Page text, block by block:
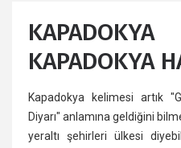
KAPADOKYA
Kapadokya kelimesi artık
Diyarı" anlamına geldiğini
yeraltı şehirleri ülkesi